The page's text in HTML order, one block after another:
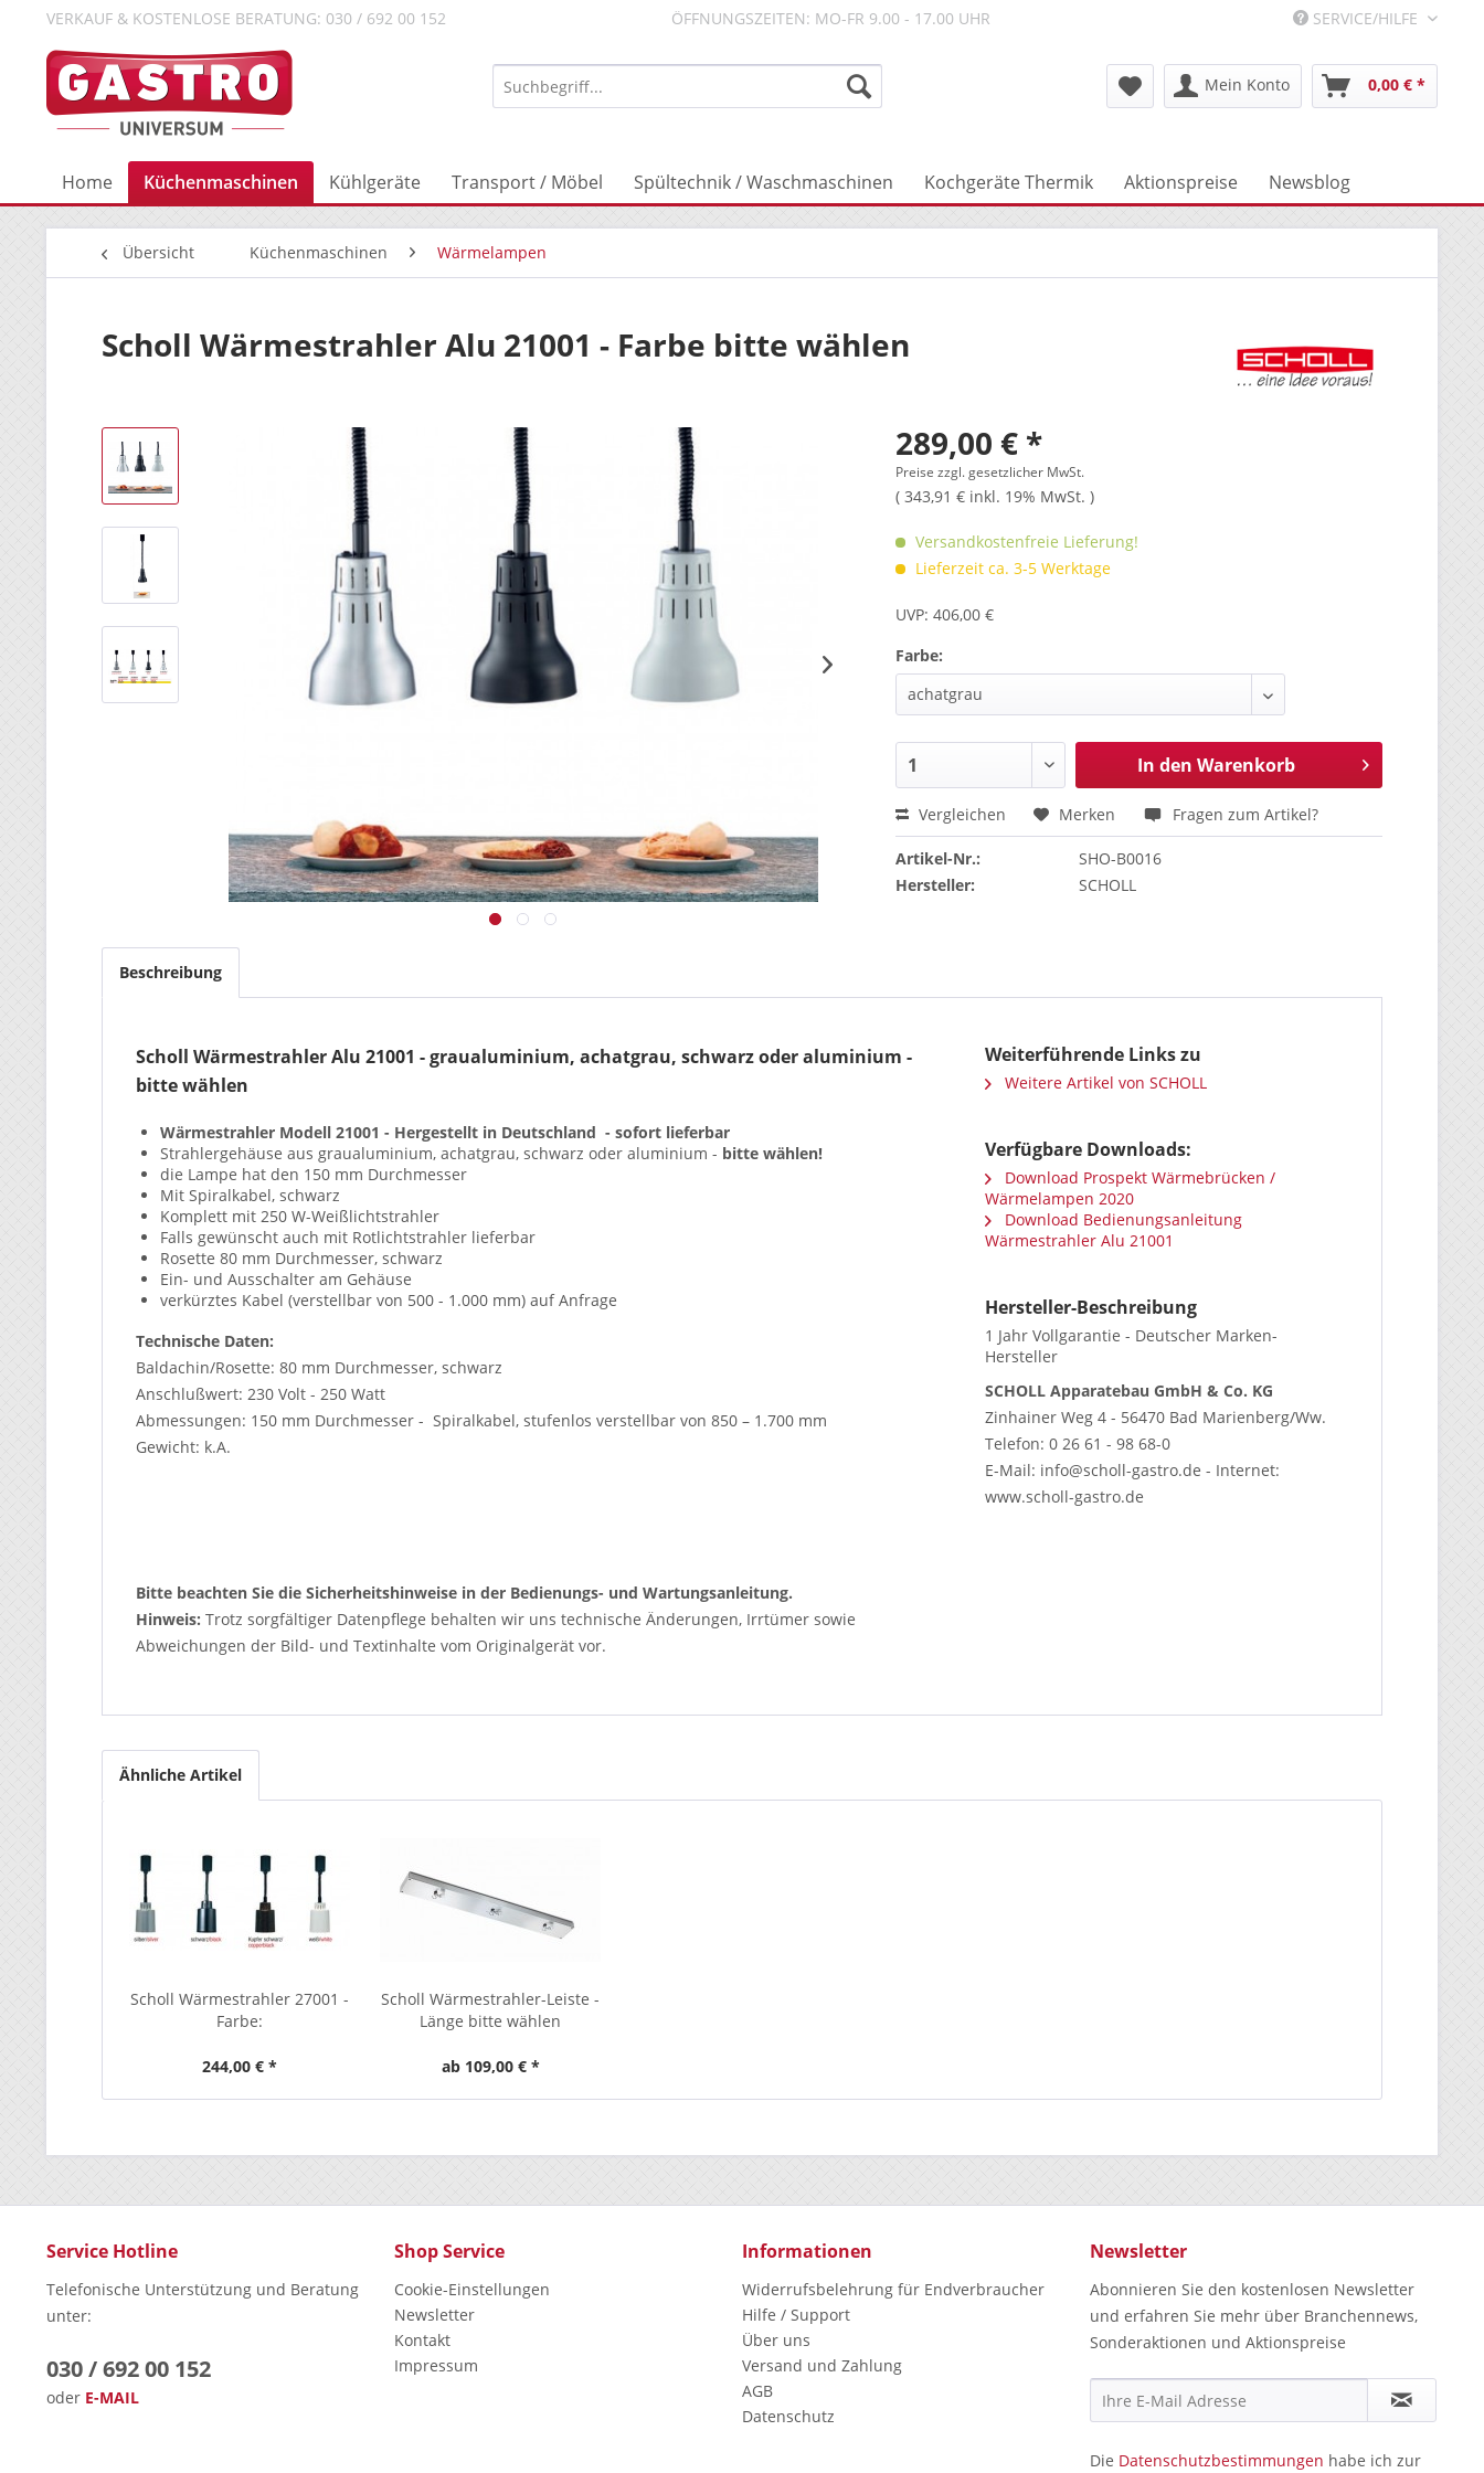
VERKAUF & KOSTENLOSE BERATUNG: 030 / 692 00 152 ÖFFNUNGSZEITEN: MO-FR 9.00 - 17.00 UHR SERVICE/HILFE
Mein Konto 0,00 € *
Home Küchenmaschinen Kühlgeräte Transport / Möbel Spültechnik / Waschmaschinen Kochgeräte Thermik Aktionspreise Newsblog
Übersicht Küchenmaschinen Wärmelampen
Scholl Wärmestrahler Alu 21001 - Farbe bitte wählen
289,00 € *
Preise zzgl. gesetzlicher MwSt.
( 343,91 € inkl. 19% MwSt. )
Versandkostenfreie Lieferung!
Lieferzeit ca. 3-5 Werktage
UVP: 406,00 €
Farbe:
In den Warenkorb
Vergleichen Merken Fragen zum Artikel?
Artikel-Nr.:
SHO-B0016
Hersteller:
SCHOLL
Beschreibung
Scholl Wärmestrahler Alu 21001 - graualuminium, achatgrau, schwarz oder aluminium -
bitte wählen
Wärmestrahler Modell 21001 - Hergestellt in Deutschland - sofort lieferbar
Strahlergehäuse aus graualuminium, achatgrau, schwarz oder aluminium - bitte wählen!
die Lampe hat den 150 mm Durchmesser
Mit Spiralkabel, schwarz
Komplett mit 250 W-Weißlichtstrahler
Falls gewünscht auch mit Rotlichtstrahler lieferbar
Rosette 80 mm Durchmesser, schwarz
Ein- und Ausschalter am Gehäuse
verkürztes Kabel (verstellbar von 500 - 1.000 mm) auf Anfrage
Technische Daten:
Baldachin/Rosette: 80 mm Durchmesser, schwarz
Anschlußwert: 230 Volt - 250 Watt
Abmessungen: 150 mm Durchmesser - Spiralkabel, stufenlos verstellbar von 850 – 1.700 mm
Gewicht: k.A.
Bitte beachten Sie die Sicherheitshinweise in der Bedienungs- und Wartungsanleitung.
Hinweis: Trotz sorgfältiger Datenpflege behalten wir uns technische Änderungen, Irrtümer sowie
Abweichungen der Bild- und Textinhalte vom Originalgerät vor.
Weiterführende Links zu
Weitere Artikel von SCHOLL
Verfügbare Downloads:
Download Prospekt Wärmebrücken /
Wärmelampen 2020
Download Bedienungsanleitung
Wärmestrahler Alu 21001
Hersteller-Beschreibung
1 Jahr Vollgarantie - Deutscher Marken-
Hersteller
SCHOLL Apparatebau GmbH & Co. KG
Zinhainer Weg 4 - 56470 Bad Marienberg/Ww.
Telefon: 0 26 61 - 98 68-0
E-Mail: info@scholl-gastro.de - Internet:
www.scholl-gastro.de
Ähnliche Artikel
Scholl Wärmestrahler 27001 -
Farbe:
244,00 € *
Scholl Wärmestrahler-Leiste -
Länge bitte wählen
ab 109,00 € *
Service Hotline
Telefonische Unterstützung und Beratung
unter:
030 / 692 00 152
oder E-MAIL
Shop Service
Cookie-Einstellungen
Newsletter
Kontakt
Impressum
Informationen
Widerrufsbelehrung für Endverbraucher
Hilfe / Support
Über uns
Versand und Zahlung
AGB
Datenschutz
Newsletter
Abonnieren Sie den kostenlosen Newsletter
und erfahren Sie mehr über Branchennews,
Sonderaktionen und Aktionspreise
Die Datenschutzbestimmungen habe ich zur